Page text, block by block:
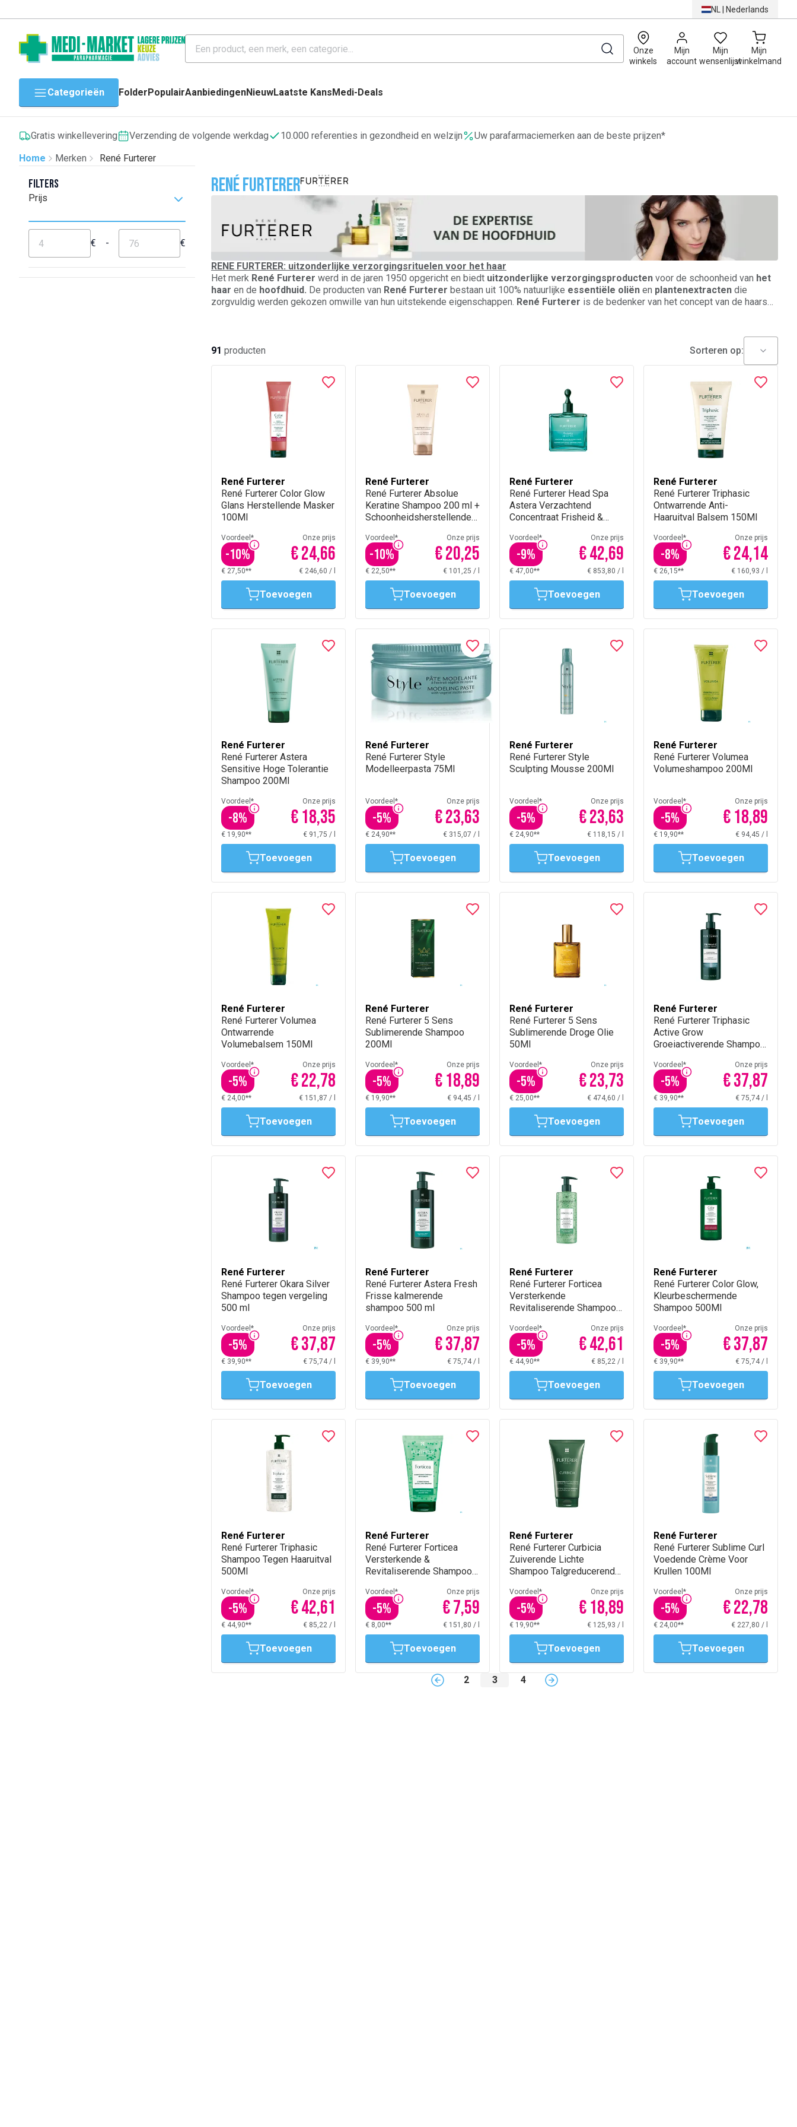
NL | Nederlands
Onze
winkels
Mijn
account
Mijn
wensenlijst
Mijn
winkelmand
0
Categorieën FolderPopulairAanbiedingenNieuwLaatste KansMedi-Deals
Gratis winkellevering Verzending de volgende werkdag 10.000 referenties in gezondheid en welzijn
Uw parafarmaciemerken aan de beste prijzen*
Home
Merken René Furterer
Filters
Prijs
€ - €
René Furterer
RENE FURTERER: uitzonderlijke verzorgingsrituelen voor het haar
Het merk René Furterer werd in de jaren 1950 opgericht en biedt uitzonderlijke verzorgingsproducten voor de schoonheid van het
haar en de hoofdhuid. De producten van René Furterer bestaan uit 100% natuurlijke essentiële oliën en plantenextracten die
zorgvuldig werden gekozen omwille van hun uitstekende eigenschappen. René Furterer is de bedenker van het concept van de haarspa
91 producten Sorteren op:
René Furterer
René Furterer Color Glow
Glans Herstellende Masker
100Ml
Voordeel*
-10%
Onze prijs
€ 24,66
€ 27,50** € 246,60 /
Toevoegen
René Furterer
René Furterer Absolue
Keratine Shampoo 200 ml +
Schoonheidsherstellende
Voordeel*
-10%
Onze prijs
€ 20,25
€ 22,50** € 101,25 /
Toevoegen
René Furterer
René Furterer Head Spa
Astera Verzachtend
Concentraat Frisheid &
Voordeel*
-9%
Onze prijs
€ 42,69
€ 47,00** € 853,80 /
Toevoegen
René Furterer
René Furterer Triphasic
Ontwarrende Anti-
Haaruitval Balsem 150Ml
Voordeel*
-8%
Onze prijs
€ 24,14
€ 26,15** € 160,93 /
Toevoegen
René Furterer
René Furterer Astera
Sensitive Hoge Tolerantie
Shampoo 200Ml
Voordeel*
-8%
Onze prijs
€ 18,35
€ 19,90** € 91,75 /
Toevoegen
René Furterer
René Furterer Style
Modelleerpasta 75Ml
Voordeel*
-5%
Onze prijs
€ 23,63
€ 24,90** € 315,07 /
Toevoegen
René Furterer
René Furterer Style
Sculpting Mousse 200Ml
Voordeel*
-5%
Onze prijs
€ 23,63
€ 24,90** € 118,15 /
Toevoegen
René Furterer
René Furterer Volumea
Volumeshampoo 200Ml
Voordeel*
-5%
Onze prijs
€ 18,89
€ 19,90** € 94,45 /
Toevoegen
René Furterer
René Furterer Volumea
Ontwarrende
Volumebalsem 150Ml
Voordeel*
-5%
Onze prijs
€ 22,78
€ 24,00** € 151,87 /
Toevoegen
René Furterer
René Furterer 5 Sens
Sublimerende Shampoo
200Ml
Voordeel*
-5%
Onze prijs
€ 18,89
€ 19,90** € 94,45 /
Toevoegen
René Furterer
René Furterer 5 Sens
Sublimerende Droge Olie
50Ml
Voordeel*
-5%
Onze prijs
€ 23,73
€ 25,00** € 474,60 /
Toevoegen
René Furterer
René Furterer Triphasic
Active Grow
Groeiactiverende Shampoo
Voordeel*
-5%
Onze prijs
€ 37,87
€ 39,90** € 75,74 /
Toevoegen
René Furterer
René Furterer Okara Silver
Shampoo tegen vergeling
500 ml
Voordeel*
-5%
Onze prijs
€ 37,87
€ 39,90** € 75,74 /
Toevoegen
René Furterer
René Furterer Astera Fresh
Frisse kalmerende
shampoo 500 ml
Voordeel*
-5%
Onze prijs
€ 37,87
€ 39,90** € 75,74 /
Toevoegen
René Furterer
René Furterer Forticea
Versterkende
Revitaliserende Shampoo
Voordeel*
-5%
Onze prijs
€ 42,61
€ 44,90** € 85,22 /
Toevoegen
René Furterer
René Furterer Color Glow,
Kleurbeschermende
Shampoo 500Ml
Voordeel*
-5%
Onze prijs
€ 37,87
€ 39,90** € 75,74 /
Toevoegen
René Furterer
René Furterer Triphasic
Shampoo Tegen Haaruitval
500Ml
Voordeel*
-5%
Onze prijs
€ 42,61
€ 44,90** € 85,22 /
Toevoegen
René Furterer
René Furterer Forticea
Versterkende &
Revitaliserende Shampoo
Voordeel*
-5%
Onze prijs
€ 7,59
€ 8,00** € 151,80 /
Toevoegen
René Furterer
René Furterer Curbicia
Zuiverende Lichte
Shampoo Talgreducerend
Voordeel*
-5%
Onze prijs
€ 18,89
€ 19,90** € 125,93 /
Toevoegen
René Furterer
René Furterer Sublime Curl
Voedende Crème Voor
Krullen 100Ml
Voordeel*
-5%
Onze prijs
€ 22,78
€ 24,00** € 227,80 /
Toevoegen
2 3 4